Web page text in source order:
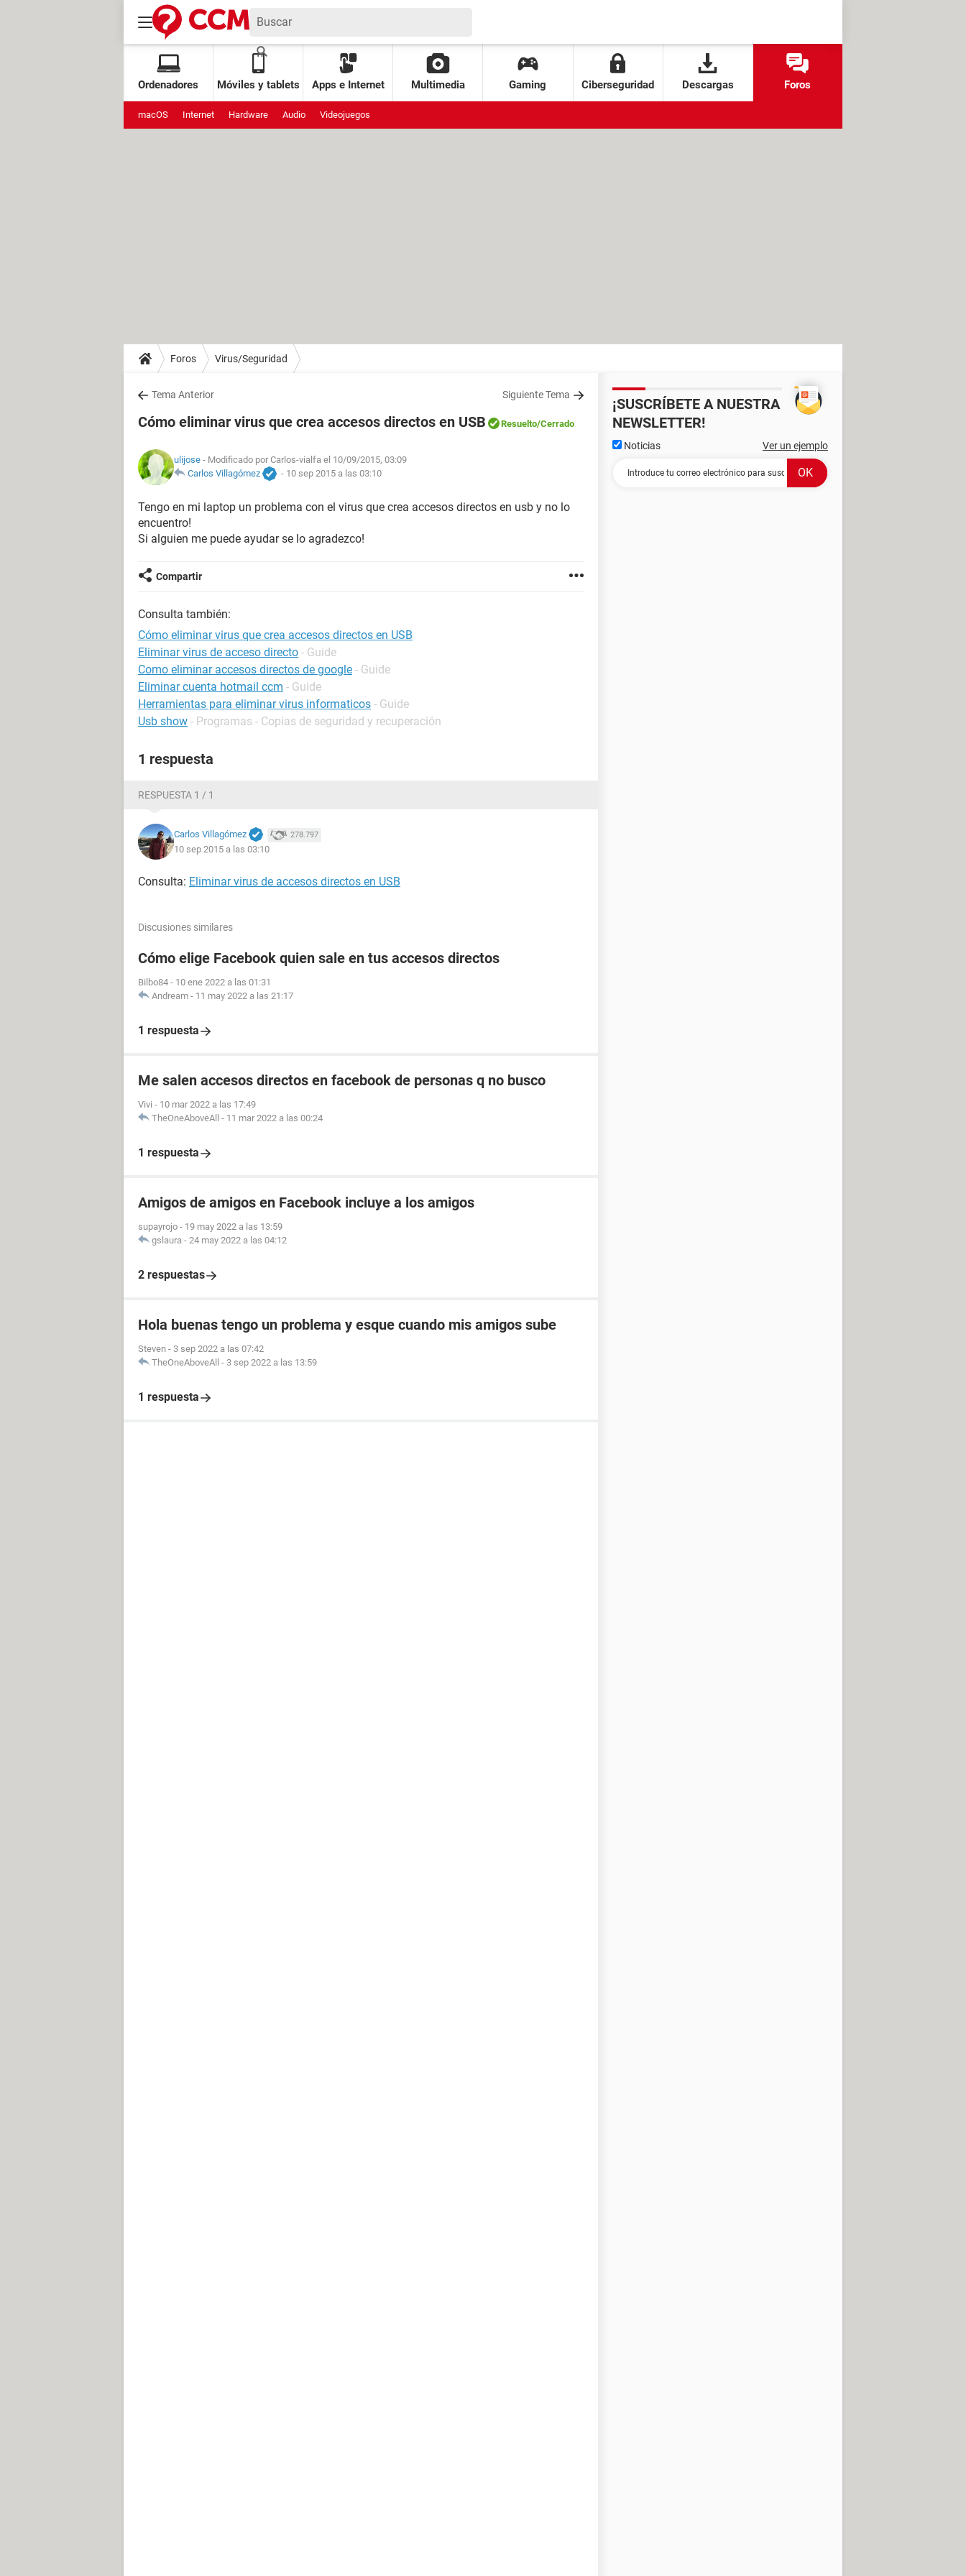
Ordenadores Móviles y tablets Apps e Internet Multimedia Gaming Ciberseguridad Descargas Foros
macOS Internet Hardware Audio Videojuegos
Foros Virus/Seguridad
Tema Anterior Siguiente Tema
Cómo eliminar virus que crea accesos directos en USB Resuelto/Cerrado
ulijose - Modificado por Carlos-vialfa el 10/09/2015, 03:09
Carlos Villagómez
- 10 sep 2015 a las 03:10
Tengo en mi laptop un problema con el virus que crea accesos directos en usb y no lo
encuentro!
Si alguien me puede ayudar se lo agradezco!
Compartir
Consulta también:
Cómo eliminar virus que crea accesos directos en USB
Eliminar virus de acceso directo - Guide
Como eliminar accesos directos de google - Guide
Eliminar cuenta hotmail ccm - Guide
Herramientas para eliminar virus informaticos - Guide
Usb show - Programas - Copias de seguridad y recuperación
1 respuesta
RESPUESTA 1 / 1
Carlos Villagómez 278.797
10 sep 2015 a las 03:10
Consulta: Eliminar virus de accesos directos en USB
Discusiones similares
Cómo elige Facebook quien sale en tus accesos directos
Bilbo84 - 10 ene 2022 a las 01:31
Andream - 11 may 2022 a las 21:17
1 respuesta
Me salen accesos directos en facebook de personas q no busco
Vivi - 10 mar 2022 a las 17:49
TheOneAboveAll - 11 mar 2022 a las 00:24
1 respuesta
Amigos de amigos en Facebook incluye a los amigos
supayrojo - 19 may 2022 a las 13:59
gslaura - 24 may 2022 a las 04:12
2 respuestas
Hola buenas tengo un problema y esque cuando mis amigos sube
Steven - 3 sep 2022 a las 07:42
TheOneAboveAll - 3 sep 2022 a las 13:59
1 respuesta
¡SUSCRÍBETE A NUESTRA
NEWSLETTER!
Noticias Ver un ejemplo